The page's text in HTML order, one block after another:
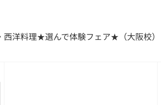
西洋料理★選んで体験フェア★（大阪校）